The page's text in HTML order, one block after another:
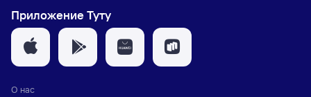
Приложение Туту
О нас